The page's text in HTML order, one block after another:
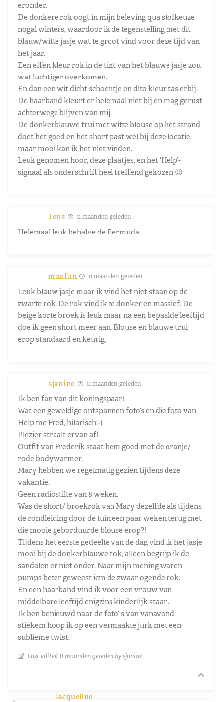
eronder.
De donkere rok oogt in mijn beleving qua stofkeuze
nogal winters, waardoor ik de tegenstelling met dit
blauw/witte jasje wat te groot vind voor deze tijd van
het jaar.
Een effen kleur rok in de tint van het blauwe jasje zou
wat luchtiger overkomen.
En dan een wit dicht schoentje en dito kleur tas erbij.
De haarband kleurt er helemaal niet bij en mag gerust
achterwege blijven van mij.
De donkerblauwe trui met witte blouse op het strand
doet het goed en het short past wel bij deze locatie,
maar mooi kan ik het niet vinden.
Leuk genomen hoor, deze plaatjes, en het ‘Help’-
signaal als onderschrift heel treffend gekozen 😉
Jens 11 maanden geleden
Helemaal leuk behalve de Bermuda.
maxfan 11 maanden geleden
Leuk blauw jasje maar ik vind het niet staan op de
zwarte rok. De rok vind ik te donker en massief. De
beige korte broek is leuk maar na een bepaalde leeftijd
doe ik geen short meer aan. Blouse en blauwe trui
erop standaard en keurig.
sjanine 11 maanden geleden
Ik ben fan van dit koningspaar!
Wat een geweldige ontspannen foto’s en die foto van
Help me Fred, hilarisch:-)
Plezier straalt ervan af!
Outfit van Frederik staat hem goed met de oranje/
rode bodywarmer.
Mary hebben we regelmatig gezien tijdens deze
vakantie.
Geen radiostilte van 8 weken.
Was de short/ broekrok van Mary dezelfde als tijdens
de rondleiding door de tuin een paar weken terug met
die mooie geborduurde blouse erop?!
Tijdens het eerste gedeelte van de dag vind ik het jasje
mooi bij de donkerblauwe rok, alleen begrijp ik de
sandalen er niet onder. Naar mijn mening waren
pumps beter geweest icm de zwaar ogende rok.
En een haarband vind ik voor een vrouw van
middelbare leeftijd enigzins kinderlijk staan.
Ik ben benieuwd naar de foto’ s van vanavond,
stiekem hoop ik op een vermaakte jurk met een
sublieme twist.
Last edited 11 maanden geleden by sjanine
Jacqueline